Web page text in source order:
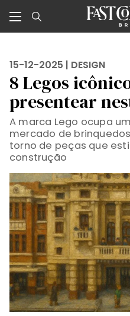
15-12-2025 | DESIGN
8 Legos
presentear
A marca Lego ocupa
mercado de
torno de peças que
construção